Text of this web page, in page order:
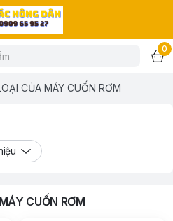
0
CỦA MÁY CUỐN RƠM
CUỐN RƠM